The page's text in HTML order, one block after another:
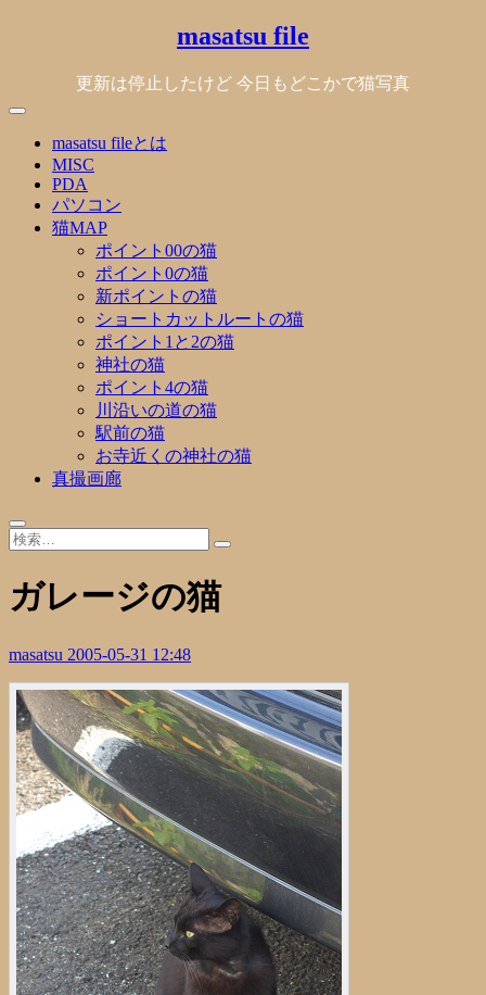
masatsu file
更新は停止したけど 今日もどこかで猫写真
masatsu fileとは
MISC
PDA
パソコン
猫MAP
ポイント00の猫
ポイント0の猫
新ポイントの猫
ショートカットルートの猫
ポイント1と2の猫
神社の猫
ポイント4の猫
川沿いの道の猫
駅前の猫
お寺近くの神社の猫
真撮画廊
ガレージの猫
masatsu 2005-05-31 12:48